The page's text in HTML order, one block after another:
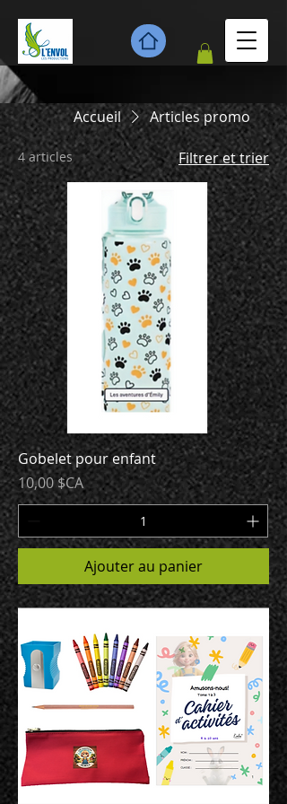
Accueil Articles promo
4 articles Filtrer et trier
Gobelet pour enfant
Prix
10,00 $CA
Ajouter au panier